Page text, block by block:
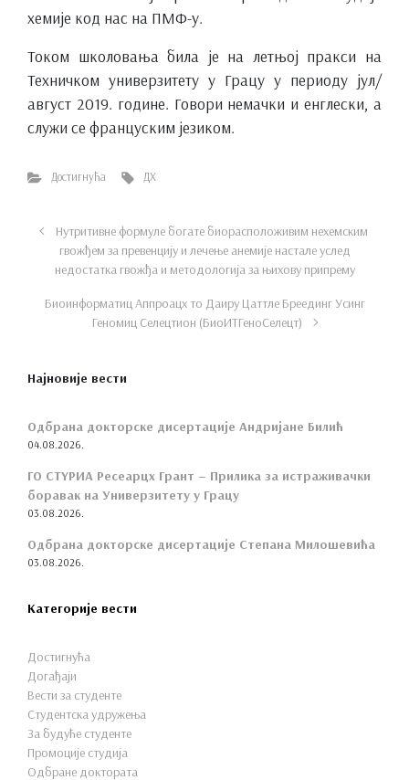
хемије код нас на ПМФ-у.
Током школовања била је на летњој пракси на
Техничком универзитету у Грацу у периоду јул/
август 2019. године. Говори немачки и енглески, а
служи се француским језиком.
Достигнућа ДХ
Нутритивне формуле богате биорасположивим нехемским
гвожђем за превенцију и лечење анемије настале услед
недостатка гвожђа и методологија за њихову припрему
Биоинформатиц Аппроацх то Даирy Цаттле Бреединг Усинг
Геномиц Селецтион (БиоИТГеноСелецт)
Најновије вести
Одбрана докторске дисертације Андријане Билић
04.08.2026.
ГО СТYРИА Ресеарцх Грант – Прилика за истраживачки
боравак на Универзитету у Грацу
03.08.2026.
Одбрана докторске дисертације Степана Милошевића
03.08.2026.
Категорије вести
Достигнућа
Догађаји
Вести за студенте
Студентска удружења
За будуће студенте
Промоције студија
Одбране доктората